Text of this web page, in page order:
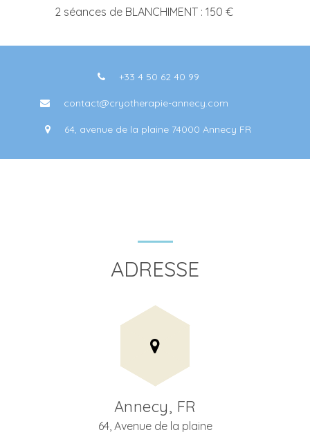
2 séances de BLANCHIMENT : 150 €
+33 4 50 62 40 99
contact@cryotherapie-annecy.com
64, avenue de la plaine 74000 Annecy FR
ADRESSE
Annecy, FR
64, Avenue de la plaine